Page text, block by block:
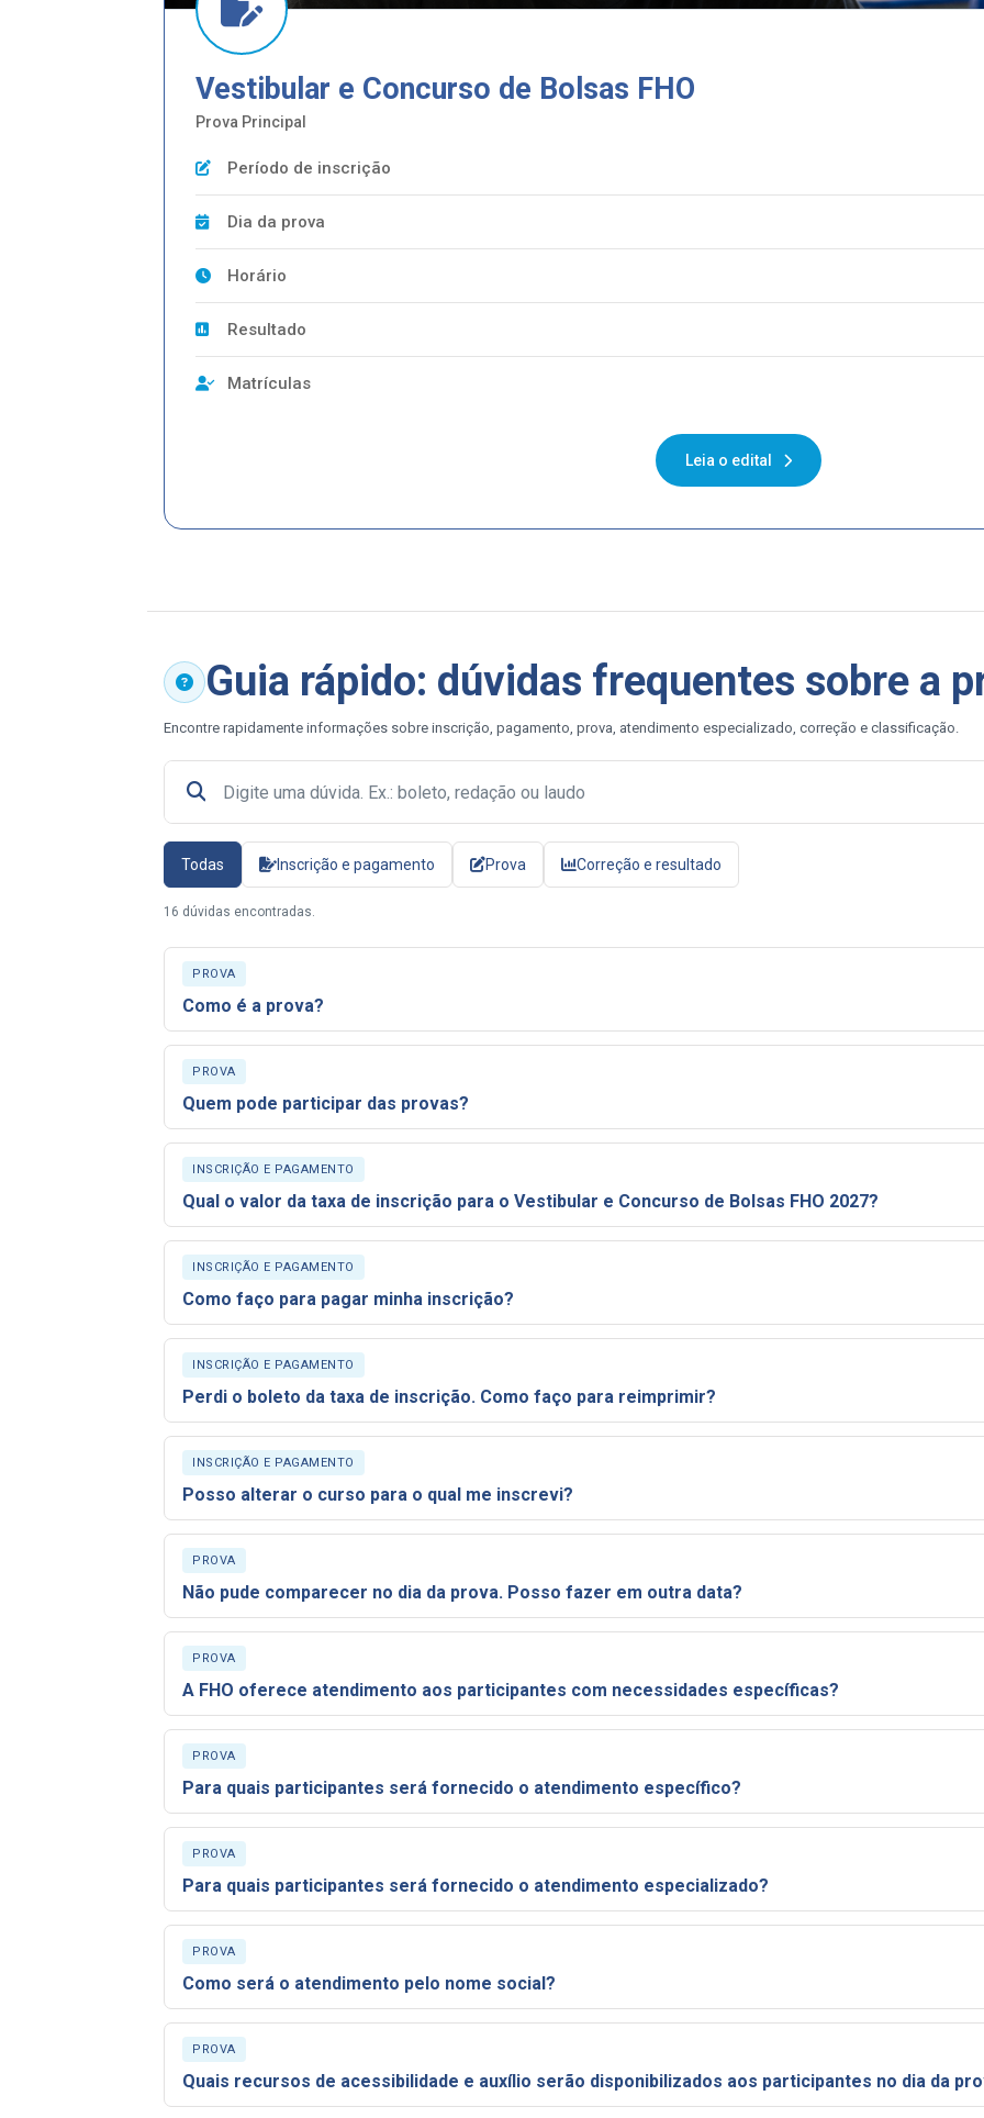
Vestibular e Concurso de Bolsas FHO
Prova Principal
Período de inscrição
Dia da prova
Horário
Resultado
Matrículas
Leia o edital
Guia rápido: dúvidas frequentes sobre a
Encontre rapidamente informações sobre inscrição, pagamento, prova, atendimento especializado, correção e classificação.
Buscar nas dúvidas frequentes
Todas Inscrição e pagamento Prova Correção e resultado
16 dúvidas encontradas.
PROVA
Como é a prova?
PROVA
Quem pode participar das provas?
INSCRIÇÃO E PAGAMENTO
Qual o valor da taxa de inscrição para o Vestibular e Concurso de Bolsas FHO 2027?
INSCRIÇÃO E PAGAMENTO
Como faço para pagar minha inscrição?
INSCRIÇÃO E PAGAMENTO
Perdi o boleto da taxa de inscrição. Como faço para reimprimir?
INSCRIÇÃO E PAGAMENTO
Posso alterar o curso para o qual me inscrevi?
PROVA
Não pude comparecer no dia da prova. Posso fazer em outra data?
PROVA
A FHO oferece atendimento aos participantes com necessidades específicas?
PROVA
Para quais participantes será fornecido o atendimento específico?
PROVA
Para quais participantes será fornecido o atendimento especializado?
PROVA
Como será o atendimento pelo nome social?
PROVA
Quais recursos de acessibilidade e auxílio serão disponibilizados aos participantes no dia da